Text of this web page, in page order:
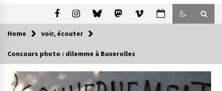
Home voir, écouter
Concours photo : dilemme à Buxerolles